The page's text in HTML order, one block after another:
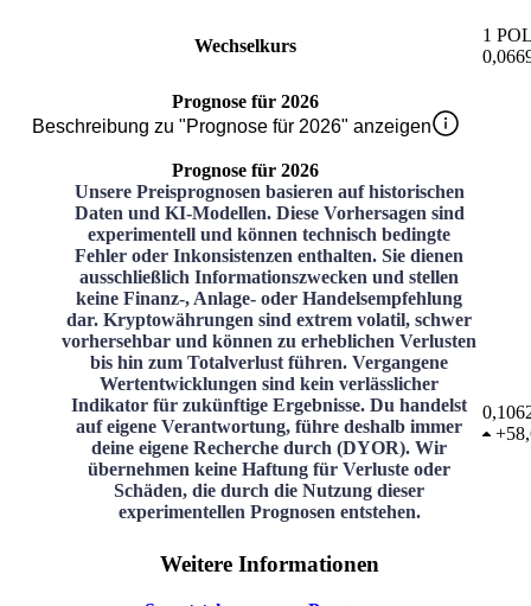
Wechselkurs
1 POL
Prognose für 2026
Beschreibung zu "Prognose für 2026" anzeigen
Prognose für 2026
Unsere Preisprognosen basieren auf historischen
Daten und KI-Modellen. Diese Vorhersagen sind
experimentell und können technisch bedingte
Fehler oder Inkonsistenzen enthalten. Sie dienen
ausschließlich Informationszwecken und stellen
keine Finanz-, Anlage- oder Handelsempfehlung
dar. Kryptowährungen sind extrem volatil, schwer
vorhersehbar und können zu erheblichen Verlusten
bis hin zum Totalverlust führen. Vergangene
Wertentwicklungen sind kein verlässlicher
Indikator für zukünftige Ergebnisse. Du handelst
auf eigene Verantwortung, führe deshalb immer
deine eigene Recherche durch (DYOR). Wir
übernehmen keine Haftung für Verluste oder
Schäden, die durch die Nutzung dieser
experimentellen Prognosen entstehen.
Weitere Informationen
+